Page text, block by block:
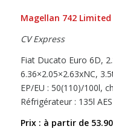
Magellan 742 Limited
CV Express
Fiat Ducato Euro 6D,
6.36×2.05×2.63xNC,
EP/EU : 50(110)/100l,
Réfrigérateur : 135l AES
Prix : à partir de